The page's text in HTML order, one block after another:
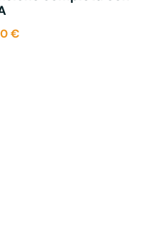
€